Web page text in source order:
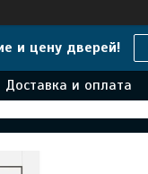
и цену дверей!
Доставка и оплата